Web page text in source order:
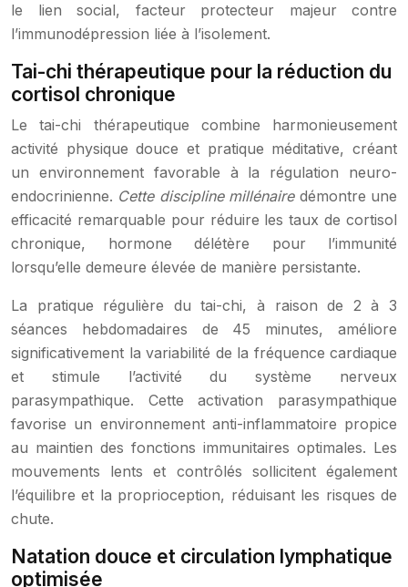
le lien social, facteur protecteur majeur contre
l’immunodépression liée à l’isolement.
Tai-chi thérapeutique pour la réduction du
cortisol chronique
Le tai-chi thérapeutique combine harmonieusement
activité physique douce et pratique méditative, créant
un environnement favorable à la régulation neuro-
endocrinienne. Cette discipline millénaire démontre une
efficacité remarquable pour réduire les taux de cortisol
chronique, hormone délétère pour l’immunité
lorsqu’elle demeure élevée de manière persistante.
La pratique régulière du tai-chi, à raison de 2 à 3
séances hebdomadaires de 45 minutes, améliore
significativement la variabilité de la fréquence cardiaque
et stimule l’activité du système nerveux
parasympathique. Cette activation parasympathique
favorise un environnement anti-inflammatoire propice
au maintien des fonctions immunitaires optimales. Les
mouvements lents et contrôlés sollicitent également
l’équilibre et la proprioception, réduisant les risques de
chute.
Natation douce et circulation lymphatique
optimisée